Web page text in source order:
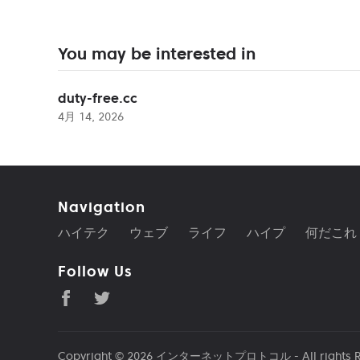
You may be interested in
duty-free.cc
4月 14, 2026
Navigation
ハイテク ウェブ ライフ ハイプ 何だこれ
Follow Us
Copyright © 2026 インターネットプロトコル - All rights